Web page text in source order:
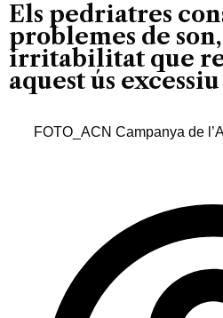
Els pedriatres
problemes de
irritabilitat que
aquest ús excessiu
FOTO_ACN Campanya de